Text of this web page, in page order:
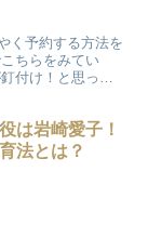
く予約する方法を
ちらをみてい
付け！と思った
は岩崎愛子！
法とは？